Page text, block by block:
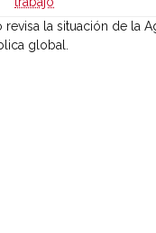
revisa la situación de la
global.